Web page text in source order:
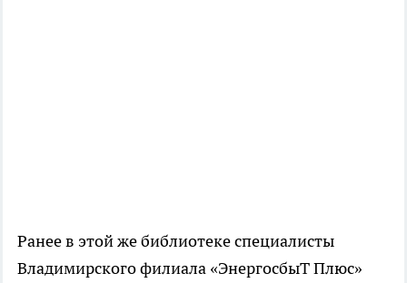
Ранее в этой же библиотеке специалисты
Владимирского филиала «ЭнергосбыТ Плюс»